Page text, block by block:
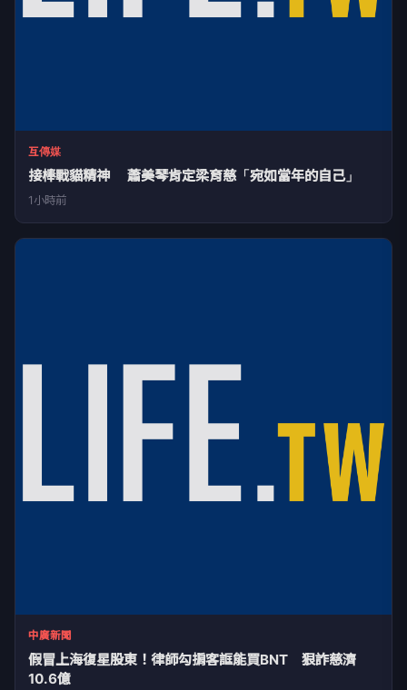
互傳媒
接棒戰貓精神 蕭美琴肯定梁育慈「宛如當年的自己」
1小時前
中廣新聞
假冒上海復星股東！律師勾掮客誆能買BNT 狠詐慈濟
10.6億